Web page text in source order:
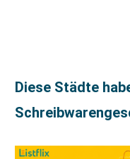
Diese Städte